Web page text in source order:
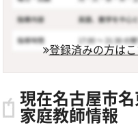
登録済みの方は
現在名古屋市
家庭教師情報